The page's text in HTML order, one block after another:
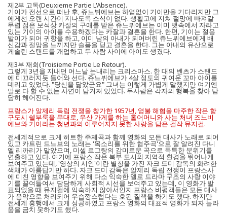
제2부 고독(Deuxieme Partie L'Absence).
기이가 전선으로 떠난 후, 쥬느뷔에브는 하염없이 기이만을 기다리지만 그
에게선 오랜 시간이 지나도록 소식이 없다. 생활고에 지쳐 절망에 빠져갈
무렵 젊은 보석상 카잘의 구애를 받은 쥬느뷔에브는 이미 뱃속에서 자라고
있는 기이의 아이를 수용하겠다는 카잘과 결혼을 한다. 한편, 기이는 절음
발이가 되어 귀항을 하고, 이미 남의 아내가 되어버린 쥬느뷔에브에게 배
신감과 절망을 느끼지만 슬픔을 딛고 결혼을 한다. 그는 아내의 유산으로
게솔린 스탠드를 개업하고 두 사람 사이에 아이도 생겼다.
제3부 재회(Troisieme Portie Le Retour).
그렇게 3년을 지내던 어느날 눈내리는 크리스마스. 한 대의 벤츠가 스탠드
에 미끄러지듯 들어와 선다. 쥬느뷔에브가 4살 정도의 귀여운 꼬마 아이를
데리고 있었다. "당신을 닮았군요" 그녀는 이렇게 가볍게 말했지만 여기엔
말로 다 할 수 없는 사연이 담겨져 있었다. 두사람은 각자의 행복을 찾아 담
담히 헤어진다.
프랑스가 알제리 독립 전쟁을 참가한 1957년, 영불 해협을 마주한 작은 항
구도시 쉘부룩을 무대로, 우산 가게를 하는 홀어머니와 사는 처녀 즈느비
에브와 기이라는 청년과의 이루어지지 못한 사랑을 담은 걸작 뮤지컬.
전세계적으로 크게 히트한 주제곡과 함께 영화의 모든 대사가 노래로 되어
있고 카트린 드느브의 노래는 '목소리를 위한 협주곡'으로 잘 알려진 다니
엘 리까리가 맡았으며, 미셀 르그랑의 감미로운 곡으로 독특한 분위기를
연출하고 있다. 여기에 프랑스 작은 북부 도시의 지역적 환경을 뛰어나게
보여주고 있는데, '영상의 시인'이란 별칭을 가진 자크 드미 감독의 화려한
색채가 아름답기만 하다. 자크 드미 감독은 알제리 독립 전쟁이 프랑스사
에 미친 영향을 보여주기 위해 다소 익숙한 멜로 드라마 구조의 사랑 이야
기를 끌여들여서 담담하게 사회적 시선을 보여주고 있는데, 이 영화가 발
표되었을 때 뮤지컬에 익숙하지 않아서인지 프랑스 비평객들은 모든 대사
가 음악으로 처리되어 우습깡스럽다는 호된 질책을 하기도 했다. 하지만
전세계 흥행에서 크게 성공하였고 프랑스 영화의 대표적 영화가 되자 놀라
움을 금치 못하기도 했다.